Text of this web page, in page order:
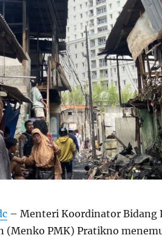
– Menteri Koordinator Bidang
(Menko PMK) Pratikno